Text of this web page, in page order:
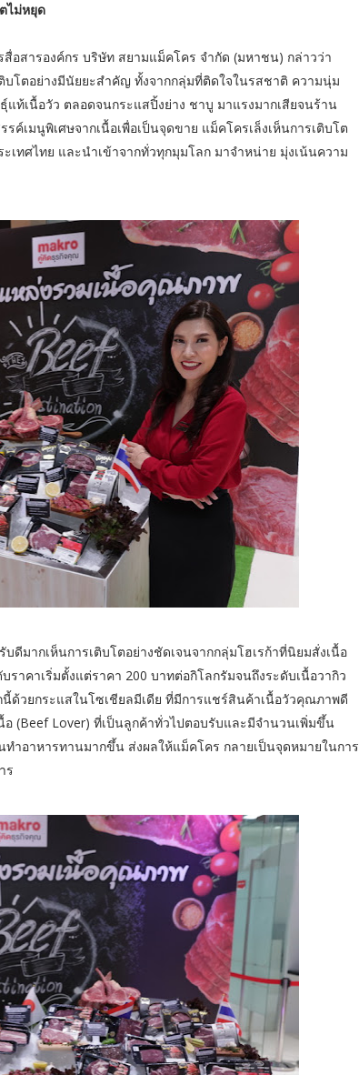
ไม่หยุด
อสารองค์กร บริษัท สยามแม็คโคร จำกัด (มหาชน) กล่าวว่า
โตอย่างมีนัยยะสำคัญ ทั้งจากกลุ่มที่ติดใจในรสชาติ ความนุ่ม
ท้เนื้อวัว ตลอดจนกระแสปิ้งย่าง ชาบู มาแรงมากเสียจนร้าน
เมนูพิเศษจากเนื้อเพื่อเป็นจุดขาย แม็คโครเล็งเห็นการเติบโต
ทศไทย และนำเข้าจากทั่วทุกมุมโลก มาจำหน่าย มุ่งเน้นความ
มากเห็นการเติบโตอย่างชัดเจนจากกลุ่มโฮเรก้าที่นิยมสั่งเนื้อ
าคาเริ่มตั้งแต่ราคา 200 บาทต่อกิโลกรัมจนถึงระดับเนื้อวากิว
ด้วยกระแสในโซเชียลมีเดีย ที่มีการแชร์สินค้าเนื้อวัวคุณภาพดี
(Beef Lover) ที่เป็นลูกค้าทั่วไปตอบรับและมีจำนวนเพิ่มขึ้น
ำอาหารทานมากขึ้น ส่งผลให้แม็คโคร กลายเป็นจุดหมายในการ
ร